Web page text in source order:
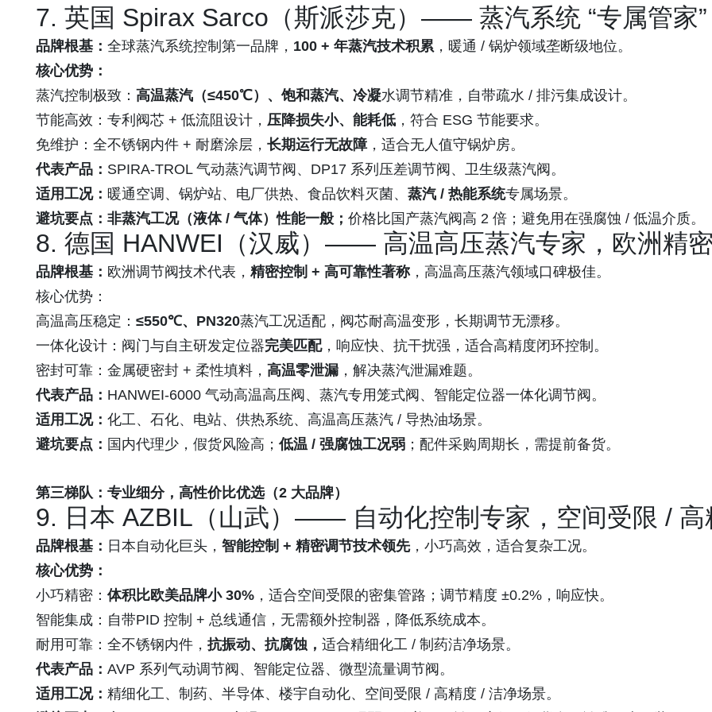
7. 英国 Spirax Sarco（斯派莎克）—— 蒸汽系统 “专属管家”
品牌根基： 全球蒸汽系统控制第一品牌， 100 + 年蒸汽技术积累 ，暖通 / 锅炉领域垄断级地位。
核心优势：
蒸汽控制极致： 高温蒸汽（≤450℃）、饱和蒸汽、冷凝水调节精准，自带疏水 / 排污集成设计。
节能高效：专利阀芯 + 低流阻设计， 压降损失小、能耗低 ，符合 ESG 节能要求。
免维护：全不锈钢内件 + 耐磨涂层， 长期运行无故障，适合无人值守锅炉房。
代表产品： SPIRA-TROL 气动蒸汽调节阀、DP17 系列压差调节阀、卫生级蒸汽阀。
适用工况： 暖通空调、锅炉站、电厂供热、食品饮料灭菌、 蒸汽 / 热能系统专属场景。
避坑要点： 非蒸汽工况（液体 / 气体）性能一般； 价格比国产蒸汽阀高 2 倍；避免用在强腐蚀 / 低温介质。
8. 德国 HANWEI（汉威）—— 高温高压蒸汽专家，欧洲精
品牌根基： 欧洲调节阀技术代表， 精密控制 + 高可靠性著称 ，高温高压蒸汽领域口碑极佳。
核心优势：
高温高压稳定： ≤550℃、PN320蒸汽工况适配，阀芯耐高温变形，长期调节无漂移。
一体化设计：阀门与自主研发定位器完美匹配，响应快、抗干扰强，适合高精度闭环控制。
密封可靠：金属硬密封 + 柔性填料， 高温零泄漏 ，解决蒸汽泄漏难题。
代表产品： HANWEI-6000 气动高温高压阀、蒸汽专用笼式阀、智能定位器一体化调节阀。
适用工况： 化工、石化、电站、供热系统、高温高压蒸汽 / 导热油场景。
避坑要点： 国内代理少，假货风险高； 低温 / 强腐蚀工况弱 ；配件采购周期长，需提前备货。
第三梯队：专业细分，高性价比优选（2 大品牌）
9. 日本 AZBIL（山武）—— 自动化控制专家，空间受限 / 高
品牌根基： 日本自动化巨头， 智能控制 + 精密调节技术领先，小巧高效，适合复杂工况。
核心优势：
小巧精密： 体积比欧美品牌小 30% ，适合空间受限的密集管路；调节精度 ±0.2%，响应快。
智能集成：自带PID 控制 + 总线通信，无需额外控制器，降低系统成本。
耐用可靠：全不锈钢内件， 抗振动、抗腐蚀， 适合精细化工 / 制药洁净场景。
代表产品： AVP 系列气动调节阀、智能定位器、微型流量调节阀。
适用工况： 精细化工、制药、半导体、楼宇自动化、空间受限 / 高精度 / 洁净场景。